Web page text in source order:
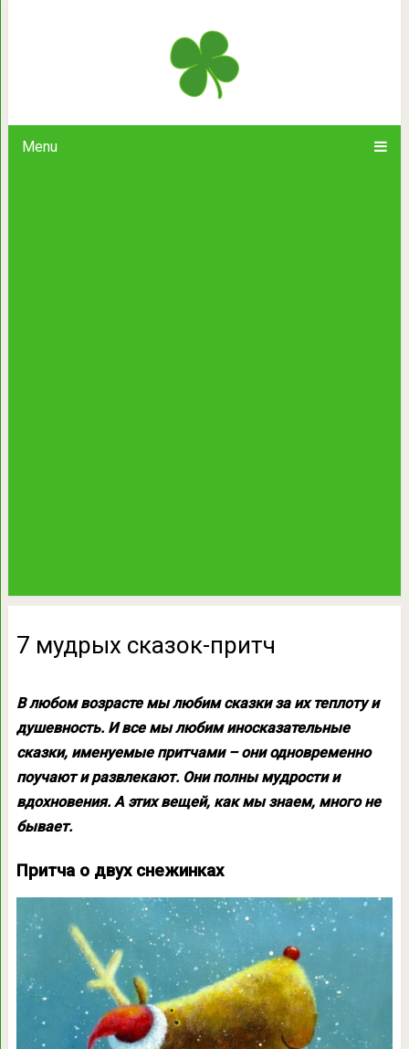
Menu
7 мудрых сказок-притч
В любом возрасте мы любим сказки за их теплоту и
душевность. И все мы любим иносказательные
сказки, именуемые притчами – они одновременно
поучают и развлекают. Они полны мудрости и
вдохновения. А этих вещей, как мы знаем, много не
бывает.
Притча о двух снежинках